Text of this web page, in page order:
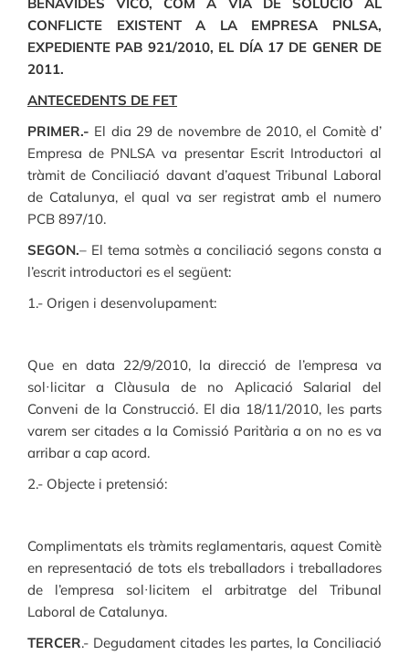
CONFLICTE EXISTENT A LA EMPRESA PNLSA,
EXPEDIENTE PAB 921/2010, EL DÍA 17 DE GENER DE
2011.
ANTECEDENTS DE FET
PRIMER.- El dia 29 de novembre de 2010, el Comitè d’
Empresa de PNLSA va presentar Escrit Introductori al
tràmit de Conciliació davant d’aquest Tribunal Laboral
de Catalunya, el qual va ser registrat amb el numero
PCB 897/10.
SEGON.– El tema sotmès a conciliació segons consta a
l’escrit introductori es el següent:
1.- Origen i desenvolupament:
Que en data 22/9/2010, la direcció de l’empresa va
sol·licitar a Clàusula de no Aplicació Salarial del
Conveni de la Construcció. El dia 18/11/2010, les parts
varem ser citades a la Comissió Paritària a on no es va
arribar a cap acord.
2.- Objecte i pretensió:
Complimentats els tràmits reglamentaris, aquest Comitè
en representació de tots els treballadors i treballadores
de l’empresa sol·licitem el arbitratge del Tribunal
Laboral de Catalunya.
TERCER.- Degudament citades les partes, la Conciliació